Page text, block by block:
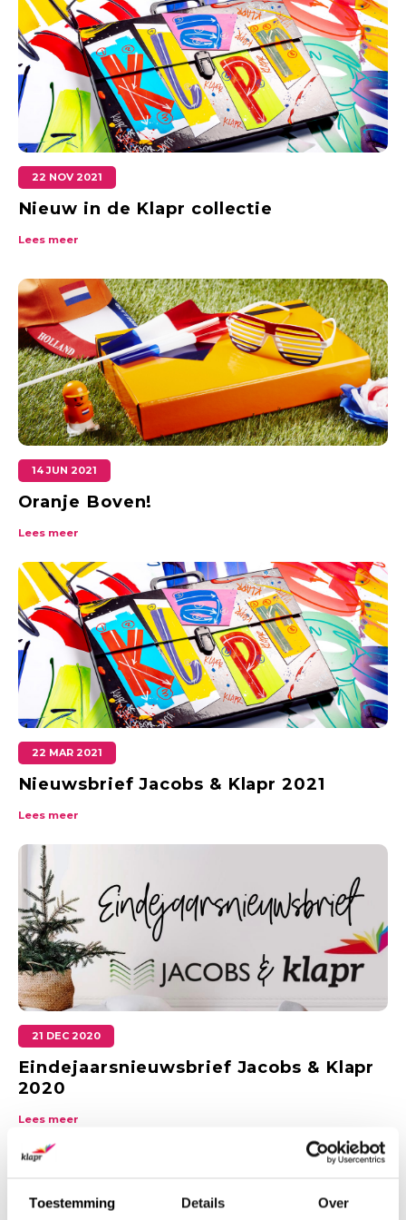
Toestemming Details Over
22 NOV 2021
Nieuw in de Klapr collectie
Lees meer
14 JUN 2021
Oranje Boven!
Lees meer
22 MAR 2021
Nieuwsbrief Jacobs & Klapr 2021
Lees meer
21 DEC 2020
Eindejaarsnieuwsbrief Jacobs & Klapr
2020
Lees meer